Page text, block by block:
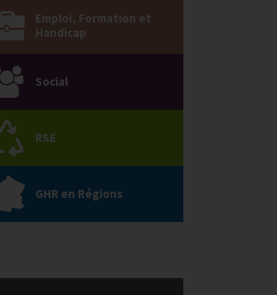
Emploi, Formation et
Handicap
Social
RSE
GHR en Régions